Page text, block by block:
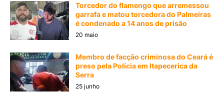
Torcedor do flamengo que arremessou
garrafa e matou torcedora do Palmeiras
é condenado a 14 anos de prisão
20 maio
Membro de facção criminosa do Ceará é
preso pela Polícia em Itapecerica da
Serra
25 junho